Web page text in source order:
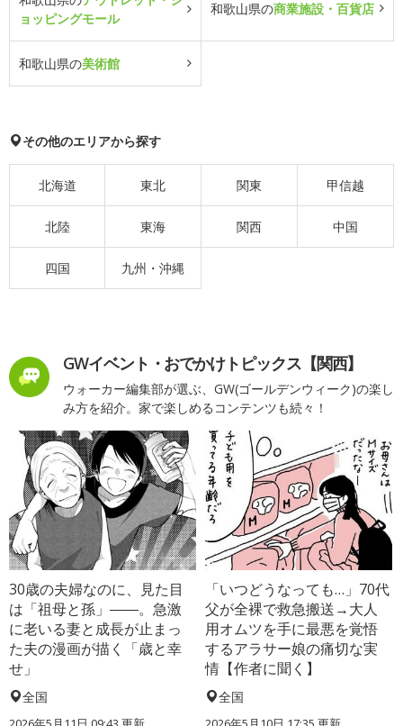
ョッピングモール
和歌山県の商業施設・百貨店
和歌山県の美術館
その他のエリアから探す
北海道 東北 関東 甲信越
北陸 東海 関西 中国
四国 九州・沖縄
GWイベント・おでかけトピックス【関西】
ウォーカー編集部が選ぶ、GW(ゴールデンウィーク)の楽し
み方を紹介。家で楽しめるコンテンツも続々！
30歳の夫婦なのに、見た目
は「祖母と孫」――。急激
に老いる妻と成長が止まっ
た夫の漫画が描く「歳と幸
せ」
全国
「いつどうなっても…」70代
父が全裸で救急搬送→大人
用オムツを手に最悪を覚悟
するアラサー娘の痛切な実
情【作者に聞く】
全国